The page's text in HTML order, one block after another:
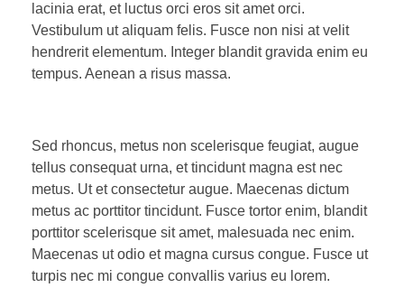
lacinia erat, et luctus orci eros sit amet orci.
Vestibulum ut aliquam felis. Fusce non nisi at velit
hendrerit elementum. Integer blandit gravida enim eu
tempus. Aenean a risus massa.
Sed rhoncus, metus non scelerisque feugiat, augue
tellus consequat urna, et tincidunt magna est nec
metus. Ut et consectetur augue. Maecenas dictum
metus ac porttitor tincidunt. Fusce tortor enim, blandit
porttitor scelerisque sit amet, malesuada nec enim.
Maecenas ut odio et magna cursus congue. Fusce ut
turpis nec mi congue convallis varius eu lorem.